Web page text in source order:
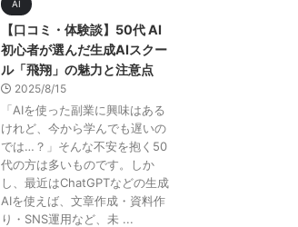
AI
【口コミ・体験談】50代 AI
初心者が選んだ生成AIスクー
ル「飛翔」の魅力と注意点
2025/8/15
「AIを使った副業に興味はある
けれど、今から学んでも遅いの
では…？」そんな不安を抱く50
代の方は多いものです。しか
し、最近はChatGPTなどの生成
AIを使えば、文章作成・資料作
り・SNS運用など、未 ...